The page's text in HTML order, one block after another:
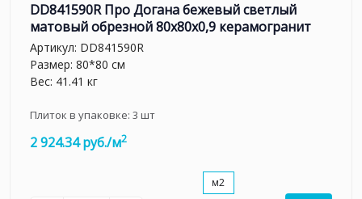
DD841590R Про Догана бежевый светлый
матовый обрезной 80x80x0,9 керамогранит
Артикул: DD841590R
Размер: 80*80 см
Вес: 41.41 кг
Плиток в упаковке: 3 шт
2 924.34 руб./м2
м2